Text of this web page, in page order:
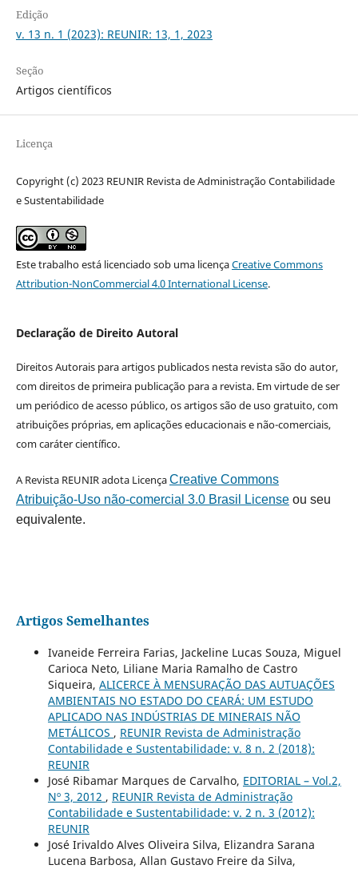
Edição
v. 13 n. 1 (2023): REUNIR: 13, 1, 2023
Seção
Artigos científicos
Licença
Copyright (c) 2023 REUNIR Revista de Administração Contabilidade
e Sustentabilidade
Este trabalho está licenciado sob uma licençaCreative Commons
Attribution-NonCommercial 4.0 International License.
Declaração de Direito Autoral
Direitos Autorais para artigos publicados nesta revista são do autor,
com direitos de primeira publicação para a revista. Em virtude de ser
um periódico de acesso público, os artigos são de uso gratuito, com
atribuições próprias, em aplicações educacionais e não-comerciais,
com caráter científico.
A Revista REUNIR adota LicençaCreative Commons
Atribuição-Uso não-comercial 3.0 Brasil Licenseou seu
equivalente.
Artigos Semelhantes
Ivaneide Ferreira Farias, Jackeline Lucas Souza, Miguel
Carioca Neto, Liliane Maria Ramalho de Castro
Siqueira, ALICERCE À MENSURAÇÃO DAS AUTUAÇÕES
AMBIENTAIS NO ESTADO DO CEARÁ: UM ESTUDO
APLICADO NAS INDÚSTRIAS DE MINERAIS NÃO
METÁLICOS , REUNIR Revista de Administração
Contabilidade e Sustentabilidade: v. 8 n. 2 (2018):
REUNIR
José Ribamar Marques de Carvalho, EDITORIAL – Vol.2,
Nº 3, 2012 , REUNIR Revista de Administração
Contabilidade e Sustentabilidade: v. 2 n. 3 (2012):
REUNIR
José Irivaldo Alves Oliveira Silva, Elizandra Sarana
Lucena Barbosa, Allan Gustavo Freire da Silva,